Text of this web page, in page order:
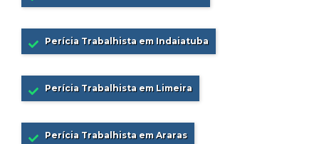
Perícia Trabalhista em Indaiatuba
Perícia Trabalhista em Limeira
Perícia Trabalhista em Araras